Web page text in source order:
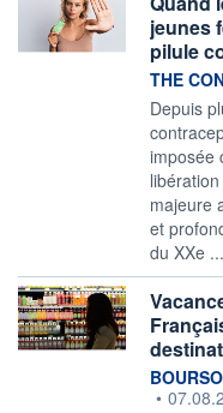
jeunes
pilule
THE
Depuis
imposée
majeure
et
du XXe ...
•